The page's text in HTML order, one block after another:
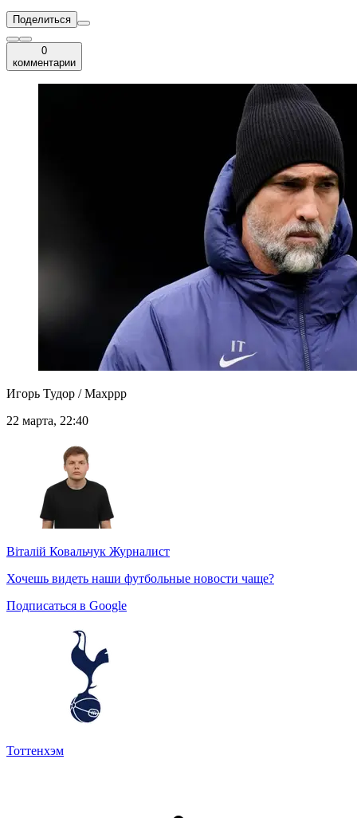
Поделиться
0
комментарии
Игорь Тудор / Maxppp
22 марта, 22:40
Віталій Ковальчук Журналист
Хочешь видеть наши футбольные новости чаще?
Подписаться в Google
Тоттенхэм